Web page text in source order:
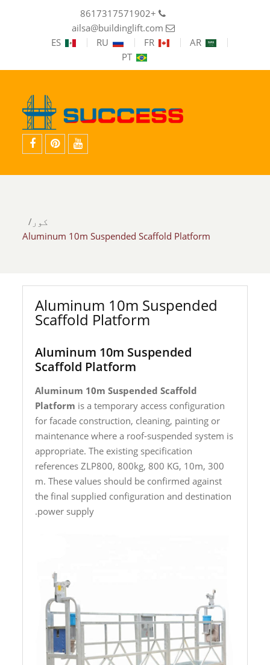
+8617317571902
ailsa@buildinglift.com
AR
FR
RU
ES
PT
کور
Aluminum 10m Suspended Scaffold Platform
Aluminum 10m Suspended
Scaffold Platform
Aluminum 10m Suspended
Scaffold Platform
Aluminum 10m Suspended Scaffold
Platform is a temporary access configuration
for facade construction, cleaning, painting or
maintenance where a roof-suspended system is
appropriate. The existing specification
references ZLP800, 800kg, 800 KG, 10m, 300
m. These values should be confirmed against
the final supplied configuration and destination
power supply.